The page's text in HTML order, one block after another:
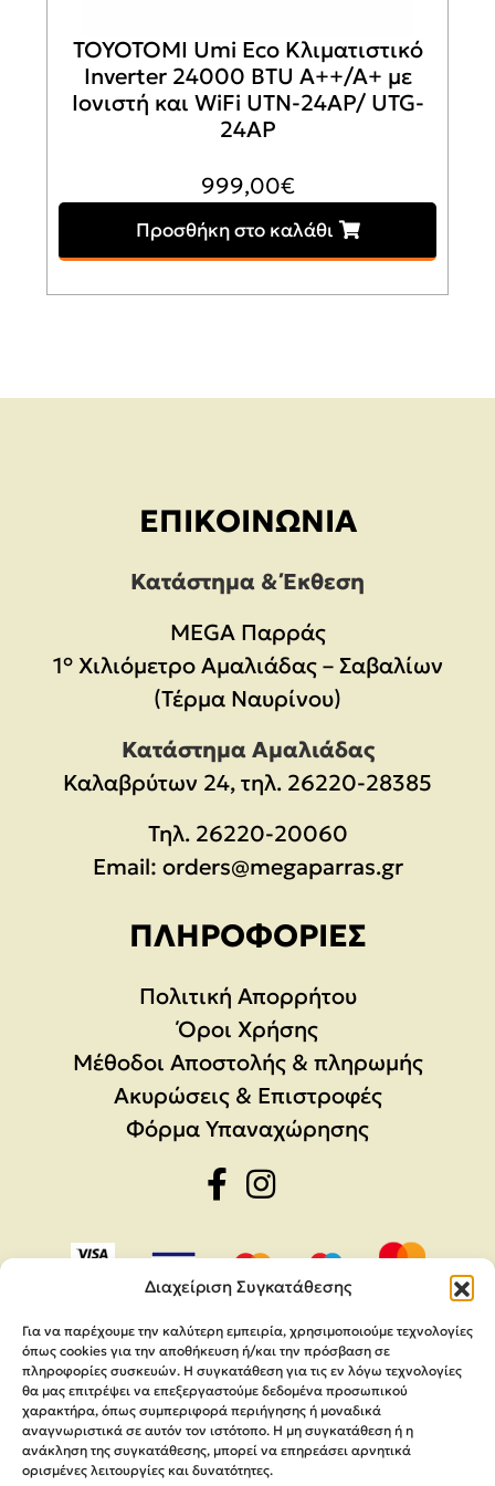
Διαχείριση Συγκατάθεσης
Για να παρέχουμε την καλύτερη εμπειρία, χρησιμοποιούμε τεχνολογίες
όπως cookies για την αποθήκευση ή/και την πρόσβαση σε
πληροφορίες συσκευών. Η συγκατάθεση για τις εν λόγω τεχνολογίες
θα μας επιτρέψει να επεξεργαστούμε δεδομένα προσωπικού
χαρακτήρα, όπως συμπεριφορά περιήγησης ή μοναδικά
αναγνωριστικά σε αυτόν τον ιστότοπο. Η μη συγκατάθεση ή η
ανάκληση της συγκατάθεσης, μπορεί να επηρεάσει αρνητικά
ορισμένες λειτουργίες και δυνατότητες.
TOYOTOMI Umi Eco Κλιματιστικό
Inverter 24000 BTU A++/A+ με
Ιονιστή και WiFi UTN-24AP/ UTG-
24AP
999,00€
Προσθήκη στο καλάθι
ΕΠΙΚΟΙΝΩΝΊΑ
Κατάστημα & Έκθεση
MEGA Παρράς
1° Χιλιόμετρο Αμαλιάδας – Σαβαλίων
(Τέρμα Ναυρίνου)
Κατάστημα Αμαλιάδας
Καλαβρύτων 24, τηλ. 26220-28385
Τηλ. 26220-20060
Email: orders@megaparras.gr
ΠΛΗΡΟΦΟΡΊΕΣ
Πολιτική Απορρήτου
Όροι Χρήσης
Μέθοδοι Αποστολής & πληρωμής
Ακυρώσεις & Επιστροφές
Φόρμα Υπαναχώρησης